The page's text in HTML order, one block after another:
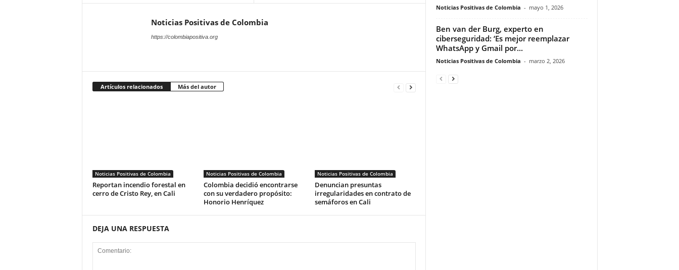
Noticias Positivas de Colombia
https://colombiapositiva.org
Artículos relacionados Más del autor
Noticias Positivas de Colombia
Reportan incendio forestal en
cerro de Cristo Rey, en Cali
Noticias Positivas de Colombia
Colombia decidió encontrarse
con su verdadero propósito:
Honorio Henríquez
Noticias Positivas de Colombia
Denuncian presuntas
irregularidades en contrato de
semáforos en Cali
DEJA UNA RESPUESTA
Noticias Positivas de Colombia - mayo 1, 2026
Ben van der Burg, experto en
ciberseguridad: ‘Es mejor reemplazar
WhatsApp y Gmail por...
Noticias Positivas de Colombia - marzo 2, 2026